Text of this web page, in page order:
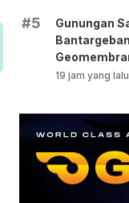
#5
Gunungan
Penghentian
19 jam yang lalu